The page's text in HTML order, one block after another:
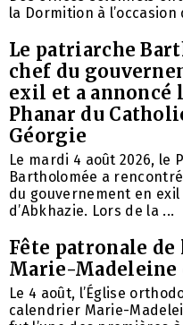
la Dormition à l’occasion
Le patriarche
chef du
exil et a annoncé
Phanar du
Géorgie
Le mardi 4 août 2026,
Bartholomée a
du gouvernement en
d’Abkhazie. Lors de la ...
Fête patronale
Marie-Madeleine
Le 4 août, l’Église
calendrier Marie-